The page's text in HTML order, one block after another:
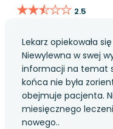
★★★★★
★★★★★ 2.5
Lekarz opiekowała
Niewylewna w swej
informacji na temat
końca nie była
obejmuje pacjenta.
miesięcznego
nowego..